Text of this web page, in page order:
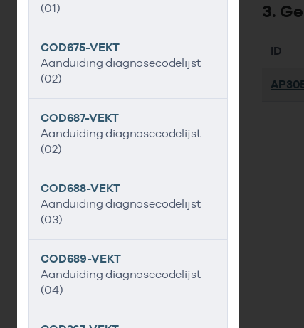
(01)
COD675-VEKT
Aanduiding diagnosecodelijst
(02)
COD687-VEKT
Aanduiding diagnosecodelijst
(02)
COD688-VEKT
Aanduiding diagnosecodelijst
(03)
COD689-VEKT
Aanduiding diagnosecodelijst
(04)
3.
ID